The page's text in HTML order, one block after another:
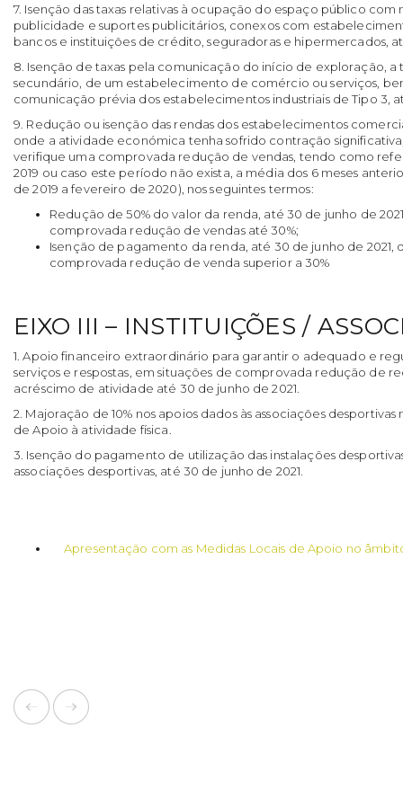
7. Isenção das taxas relativas à ocupação do espaço público
publicidade e suportes publicitários, conexos com
bancos e instituições de crédito, seguradoras e hipermercados,
8. Isenção de taxas pela comunicação do início de exploração, a
secundário, de um estabelecimento de comércio ou serviços,
comunicação prévia dos estabelecimentos industriais de Tipo 3,
9. Redução ou isenção das rendas dos estabelecimentos
onde a atividade económica tenha sofrido contração
verifique uma comprovada redução de vendas, tendo como
2019 ou caso este período não exista, a média dos 6 meses
de 2019 a fevereiro de 2020), nos seguintes termos:
Redução de 50% do valor da renda, até 30 de junho de
comprovada redução de vendas até 30%;
Isenção de pagamento da renda, até 30 de junho de 2021,
comprovada redução de venda superior a 30%
EIXO III – INSTITUIÇÕES /
1. Apoio financeiro extraordinário para garantir o adequado e
serviços e respostas, em situações de comprovada redução de
acréscimo de atividade até 30 de junho de 2021.
2. Majoração de 10% nos apoios dados às associações
de Apoio à atividade física.
3. Isenção do pagamento de utilização das instalações
associações desportivas, até 30 de junho de 2021.
Apresentação com as Medidas Locais de Apoio no